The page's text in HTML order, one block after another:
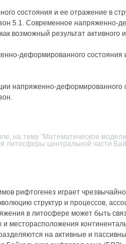
состояния и ее отражение в
5.1. Современное напряженно-
возможный результат активного
деформированного состояния
напряженно-деформированного
на тему "Математическое
литосферы центральной части
рифтогенез играет
структур и процессов,
в литосфере может быть
и месторасположения
на активные и